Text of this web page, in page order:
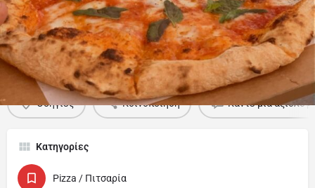
Πως να πάτε 96623388
Πληροφορίες Αξιολογήσεις 0
Οδηγίες Κοινοποίηση Κάντε μία
Κατηγορίες
Pizza / Πιτσαρία